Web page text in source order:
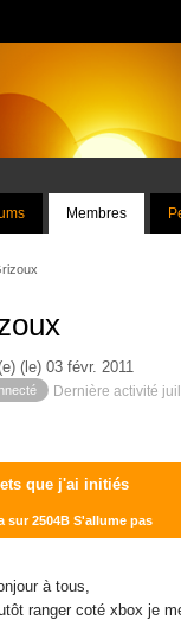
Membres
(le) 03 févr. 2011
Dernière activité
que j'ai initiés
sur 2504B S'allume pas
à tous,
ranger coté xbox je